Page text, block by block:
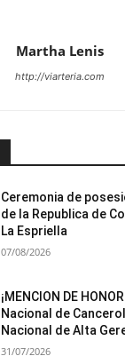
Martha Lenis
http://viarteria.com
Ceremonia de
de la Republica de
La Espriella
07/08/2026
¡MENCION DE
Nacional de
Nacional de Alta
31/07/2026